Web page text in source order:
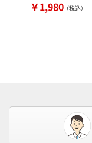
￥1,980 （税込）